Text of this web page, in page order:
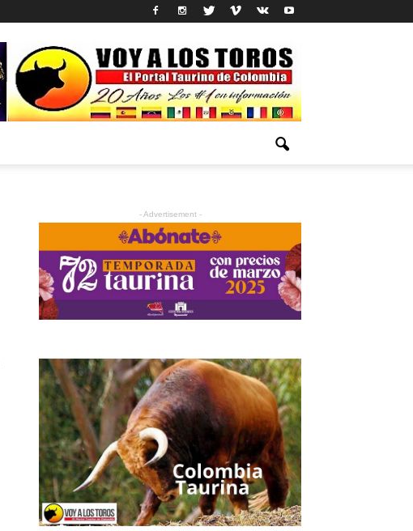
- Advertisement -